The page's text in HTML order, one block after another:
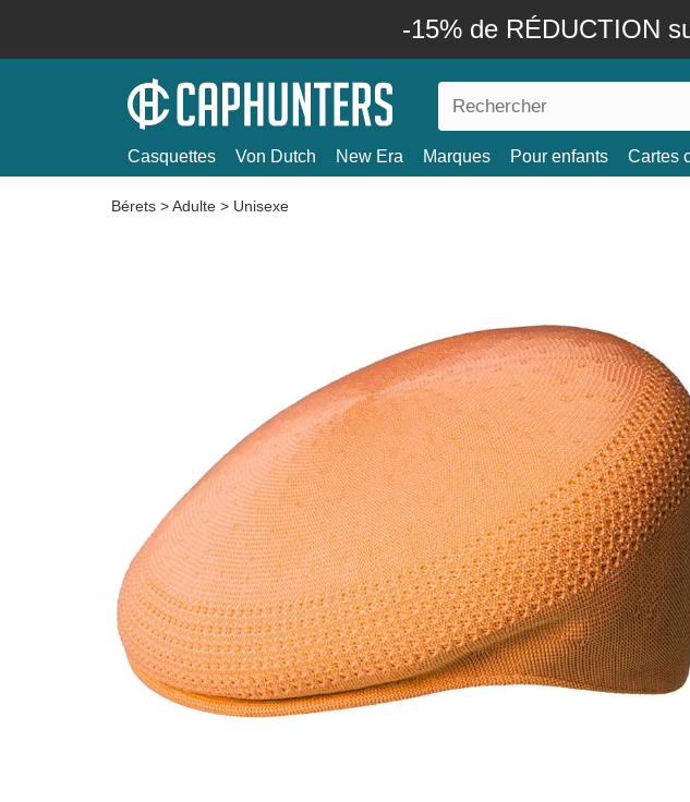
-15% de RÉDUCTION
Casquettes Von Dutch New Era Marques Pour enfants Cartes
Bérets >Adulte > Unisexe